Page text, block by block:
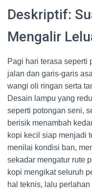
Deskriptif:
Mengalir
Pagi hari terasa seperti
jalan dan garis-garis
wangi oli ringan serta
Desain lampu yang
seperti potongan seni,
berisik menambah
kopi kecil siap menjadi
menilai kondisi ban,
sekadar mengatur rute
kopi mengikat seluruh
hal teknis, lalu